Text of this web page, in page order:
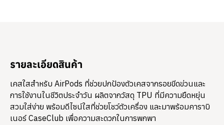
รายละเอียดสินค้า
เคสใสสำหรับ AirPods ที่ช่วยปกป้องตัวเคสจากรอยขีดข่วนและ
การใช้งานในชีวิตประจำวัน ผลิตจากวัสดุ TPU ที่มีความยืดหยุ่น
สวมใส่ง่าย พร้อมดีไซน์ใสที่ช่วยโชว์ตัวเครื่อง และมาพร้อมคาราบิ
เนอร์ CaseClub เพื่อความสะดวกในการพกพา